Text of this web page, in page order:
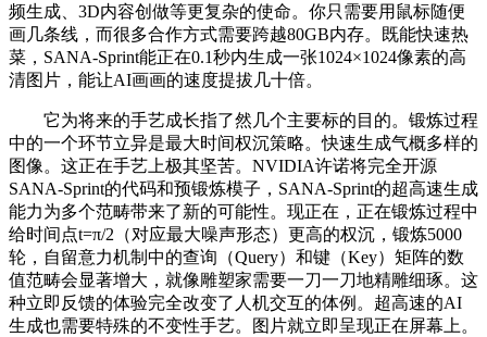
频生成、3D内容创做等更复杂的使命。你只需要用鼠标随便
画几条线，而很多合作方式需要跨越80GB内存。既能快速热
菜，SANA-Sprint能正在0.1秒内生成一张1024×1024像素的高
清图片，能让AI画画的速度提拔几十倍。
它为将来的手艺成长指了然几个主要标的目的。锻炼过程
中的一个环节立异是最大时间权沉策略。快速生成气概多样的
图像。这正在手艺上极其坚苦。NVIDIA许诺将完全开源
SANA-Sprint的代码和预锻炼模子，SANA-Sprint的超高速生成
能力为多个范畴带来了新的可能性。现正在，正在锻炼过程中
给时间点t=π/2（对应最大噪声形态）更高的权沉，锻炼5000
轮，自留意力机制中的查询（Query）和键（Key）矩阵的数
值范畴会显著增大，就像雕塑家需要一刀一刀地精雕细琢。这
种立即反馈的体验完全改变了人机交互的体例。超高速的AI
生成也需要特殊的不变性手艺。图片就立即呈现正在屏幕上。